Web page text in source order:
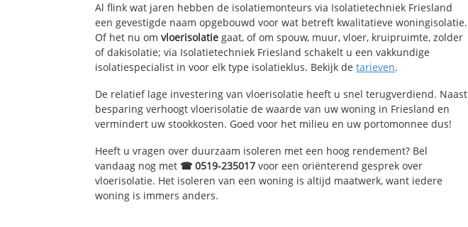
Al flink wat jaren hebben de isolatiemonteurs via Isolatietechniek Friesland
een gevestigde naam opgebouwd voor wat betreft kwalitatieve woningisolatie.
Of het nu omvloerisolatie gaat, of om spouw, muur, vloer, kruipruimte, zolder
of dakisolatie; via Isolatietechniek Friesland schakelt u een vakkundige
isolatiespecialist in voor elk type isolatieklus. Bekijk detarieven.
De relatief lage investering van vloerisolatie heeft u snel terugverdiend. Naast
besparing verhoogt vloerisolatie de waarde van uw woning in Friesland en
vermindert uw stookkosten. Goed voor het milieu en uw portomonnee dus!
Heeft u vragen over duurzaam isoleren met een hoog rendement? Bel
vandaag nog met ☎ 0519-235017 voor een oriënterend gesprek over
vloerisolatie. Het isoleren van een woning is altijd maatwerk, want iedere
woning is immers anders.